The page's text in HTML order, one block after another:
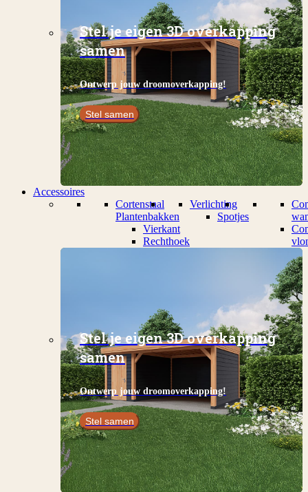
Stel je eigen 3D overkapping
samen
Ontwerp jouw droomoverkapping!
Stel samen
Accessoires
Cortenstaal
Plantenbakken
Vierkant
Rechthoek
Verlichting
Spotjes
Stel je eigen 3D overkapping
samen
Ontwerp jouw droomoverkapping!
Stel samen